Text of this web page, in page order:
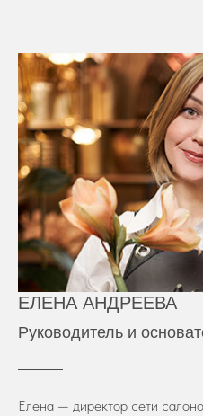
ЕЛЕНА АНДРЕЕВА
Руководитель и
Елена — директор сети